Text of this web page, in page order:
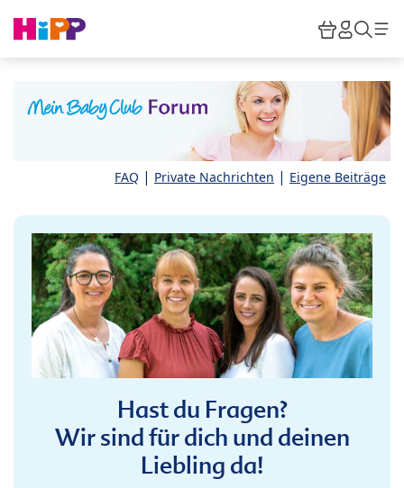
HiPP
FAQ | Private Nachrichten | Eigene Beiträge
Hast du Fragen?
Wir sind für dich und deinen
Liebling da!